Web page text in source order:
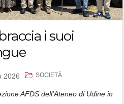
i suoi
2026 SOCIETÀ
AFDS dell'Ateneo di Udine in